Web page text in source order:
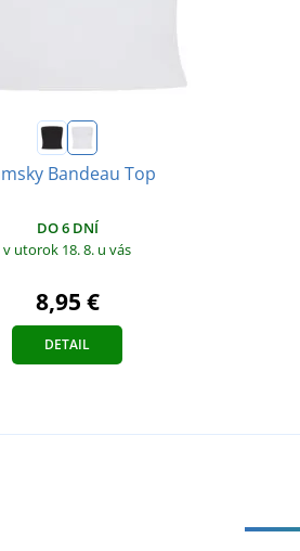
Bandeau Top
DO 6 DNÍ
v utorok 18. 8. u vás
8,95 €
DETAIL